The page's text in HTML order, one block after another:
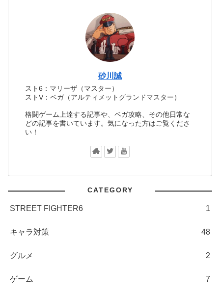
砂川誠
スト6：マリーザ（マスター）
ストV：ベガ（アルティメットグランドマスター）
格闘ゲーム上達する記事や、ベガ攻略、その他日常な
どの記事を書いています。気になった方はご覧くださ
い！
CATEGORY
STREET FIGHTER6 1
キャラ対策 48
グルメ 2
ゲーム 7